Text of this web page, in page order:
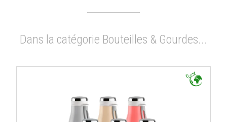
Dans la catégorie Bouteilles & Gourdes...